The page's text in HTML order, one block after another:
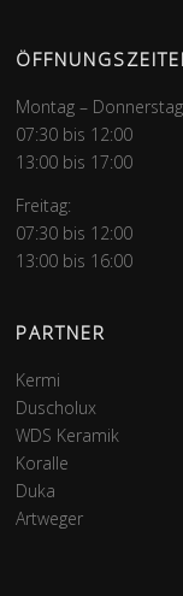
Montag –
07:30 bis 12:00
13:00 bis 17:00
Freitag:
07:30 bis 12:00
13:00 bis 16:00
PARTNER
Kermi
Duscholux
WDS Keramik
Koralle
Duka
Artweger